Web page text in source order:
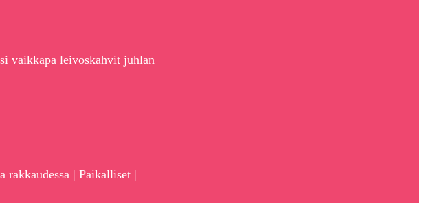
vaikkapa leivoskahvit juhlan
rakkaudessa | Paikalliset |